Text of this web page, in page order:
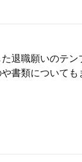
な通知を行う際
返済の促進と問
退職願いのテン
書類についても
します。